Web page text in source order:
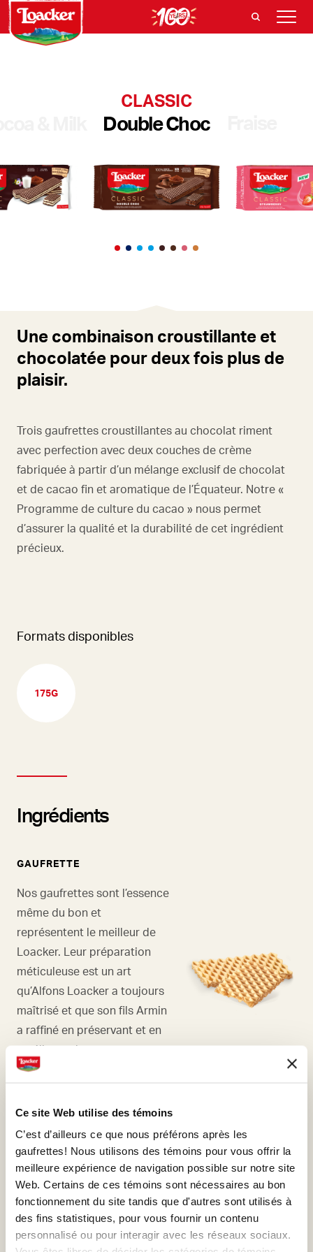
Ce site Web utilise des témoins
C’est d’ailleurs ce que nous préférons après les
gaufrettes! Nous utilisons des témoins pour vous offrir la
meilleure expérience de navigation possible sur notre site
Web. Certains de ces témoins sont nécessaires au bon
fonctionnement du site tandis que d'autres sont utilisés à
des fins statistiques, pour vous fournir un contenu
personnalisé ou pour interagir avec les réseaux sociaux.
CLASSIC
Double Choc
Une combinaison croustillante et
chocolatée pour deux fois plus de
plaisir.
Trois gaufrettes croustillantes au chocolat riment
avec perfection avec deux couches de crème
fabriquée à partir d’un mélange exclusif de chocolat
et de cacao fin et aromatique de l’Équateur. Notre «
Programme de culture du cacao » nous permet
d’assurer la qualité et la durabilité de cet ingrédient
précieux.
Formats disponibles
175G
Ingrédients
GAUFRETTE
Nos gaufrettes sont l’essence
même du bon et
représentent le meilleur de
Loacker. Leur préparation
méticuleuse est un art
qu’Alfons Loacker a toujours
maîtrisé et que son fils Armin
a raffiné en préservant et en
améliorant la recette
originale.
CACAO
C’est le cacao qui rend nos
crèmes si irrésistibles, un
ingrédient précieux que nous
sélectionnons et traitons